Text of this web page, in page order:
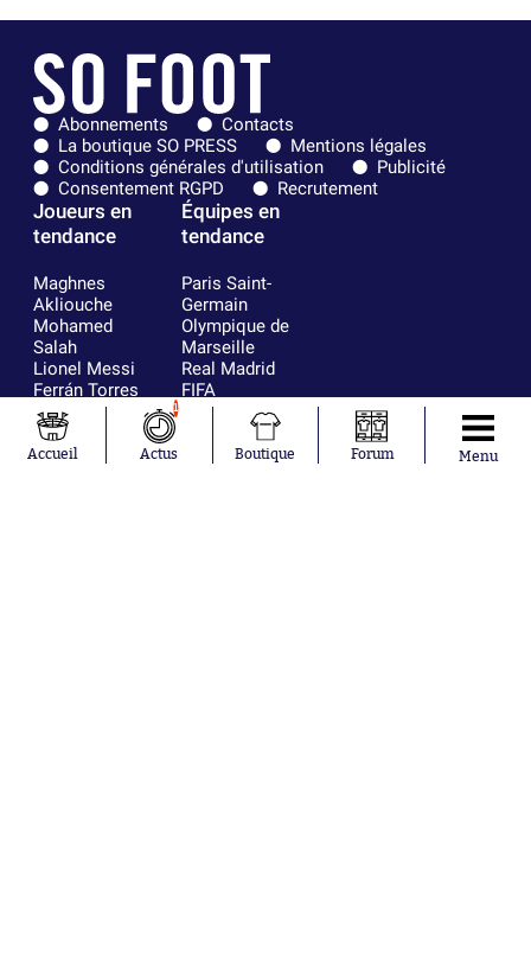
Abonnements
Contacts
La boutique SO PRESS
Mentions légales
Conditions générales d'utilisation
Publicité
Consentement RGPD
Recrutement
Joueurs en
tendance
Maghnes
Akliouche
Mohamed
Salah
Lionel Messi
Ferrán Torres
Kilian Corredor
Franco
Mastantuono
Équipes en
tendance
Paris Saint-
Germain
Olympique de
Marseille
Real Madrid
FIFA
Olympique
AS Monaco
Accueil
1
Actus Boutique Forum Menu